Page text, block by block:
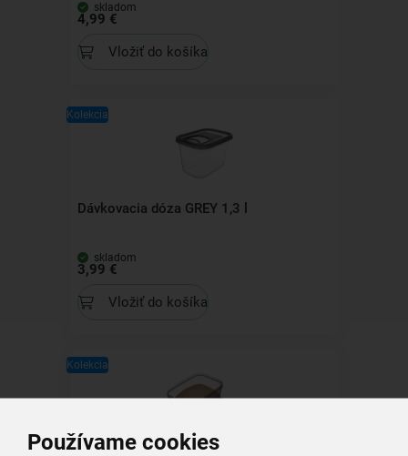
Používame cookies
skladom
4,99 €
Vložiť do košíka
Kolekcia
Dávkovacia dóza GREY 1,3 l
skladom
3,99 €
Vložiť do košíka
Kolekcia